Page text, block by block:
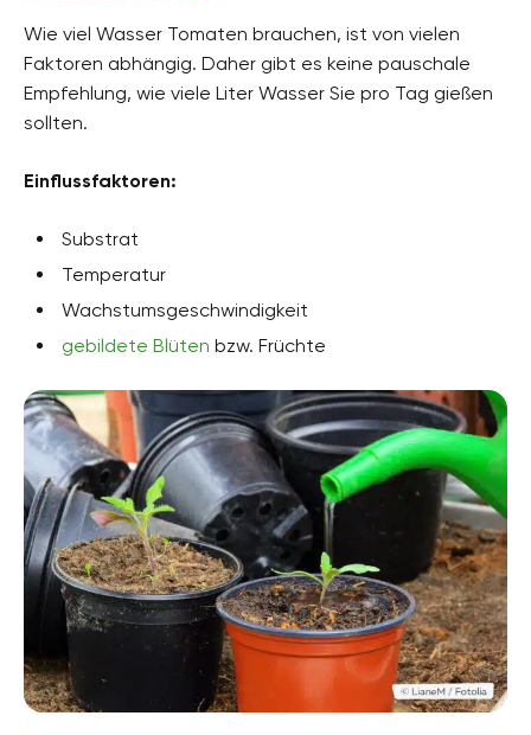
Wie viel Wasser Tomaten brauchen, ist von vielen
Faktoren abhängig. Daher gibt es keine pauschale
Empfehlung, wie viele Liter Wasser Sie pro Tag gießen
sollten.
Einflussfaktoren:
Substrat
Temperatur
Wachstumsgeschwindigkeit
gebildete Blüten bzw. Früchte